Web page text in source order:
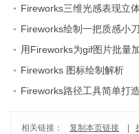
Fireworks三维光感表现立
Fireworks绘制一把质感小刀
用Fireworks为gif图片批量
Fireworks 图标绘制解析
Fireworks路径工具简单打
相关链接： 复制本页链接